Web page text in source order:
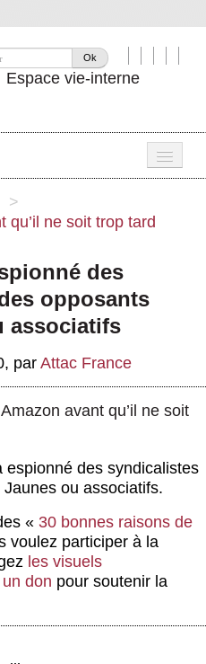
Ok
Espace vie-interne
>
qu’il ne soit trop tard
des
opposants
associatifs
, par Attac France
avant qu’il ne soit
espionné des syndicalistes
ou associatifs.
« 30 bonnes raisons de
voulez participer à la
les visuels
don pour soutenir la